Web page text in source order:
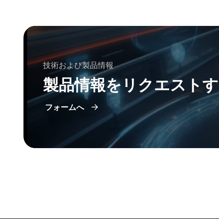
技術および製品情報
製品情報をリクエスト
フォームへ